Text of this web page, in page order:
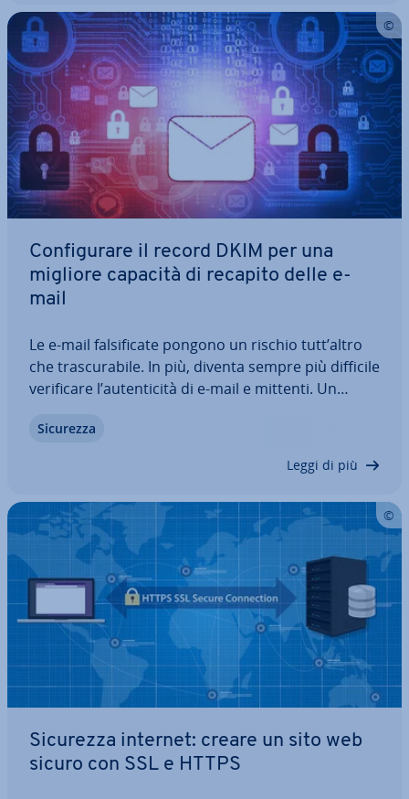
Con­fi­gu­ra­re il record DKIM per una
migliore capacità di recapito delle e-
mail
Le e-mail fal­si­fi­ca­te pongono un rischio tutt’altro
che tra­scu­ra­bi­le. In più, diventa sempre più difficile
ve­ri­fi­ca­re l’au­ten­ti­ci­tà di e-mail e mittenti. Un
testare l’au­ten­ti­ci­tà delle e-mail prende il nome di
Sicurezza
Leggi di più
Sicurezza internet: creare un sito web
sicuro con SSL e HTTPS